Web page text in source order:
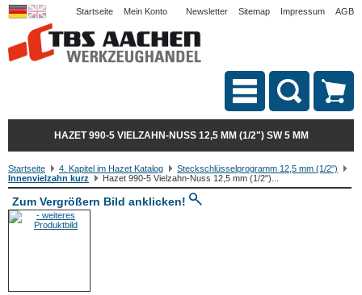
Startseite Mein Konto Newsletter Sitemap Impressum AGB
HAZET 990-5 VIELZAHN-NUSS 12,5 MM (1/2") SW 5 MM
Startseite 4. Kapitel im Hazet Katalog
Steckschlüsselprogramm 12,5 mm (1/2")
Innenvielzahn kurz
Hazet 990-5 Vielzahn-Nuss 12,5 mm (1/2")...
Zum Vergrößern Bild anklicken!